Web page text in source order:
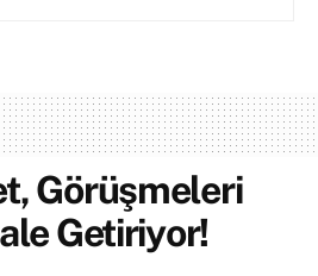
Görüşmeleri
Getiriyor!